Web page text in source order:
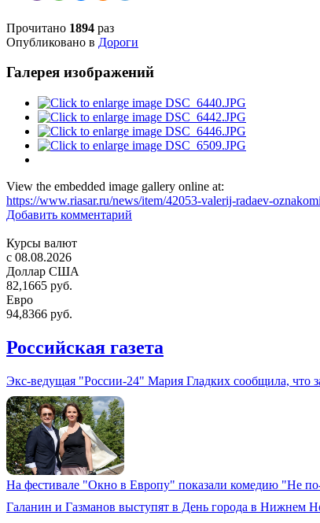
Прочитано 1894 раз
Опубликовано в Дороги
Галерея изображений
View the embedded image gallery online at:
https://www.riasar.ru/news/item/42053-valerij-radaev-
Добавить комментарий
Курсы валют
c 08.08.2026
Доллар США
82,1665 руб.
Евро
94,8366 руб.
Российская газета
Экс-ведущая "России-24" Мария Гладких сообщила, что
На фестивале "Окно в Европу" показали комедию "Не
Галанин и Газманов выступят в День города в Нижнем